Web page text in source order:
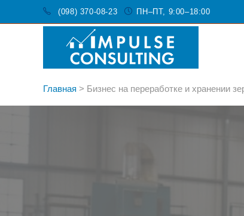
(098) 370-08-23 ПН–ПТ, 9:00–18:00
Главная > Бизнес на переработке и хранении